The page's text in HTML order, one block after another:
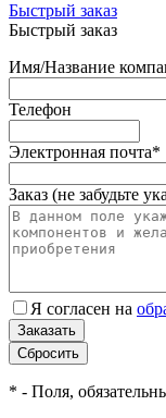
Быстрый заказ
Быстрый заказ
Имя/Название
Телефон
Электронная почта*
Заказ (не забудьте
Я согласен на
* - Поля,